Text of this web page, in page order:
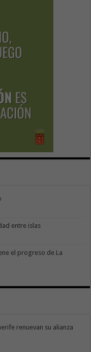
entre islas
el progreso de La
renuevan su alianza